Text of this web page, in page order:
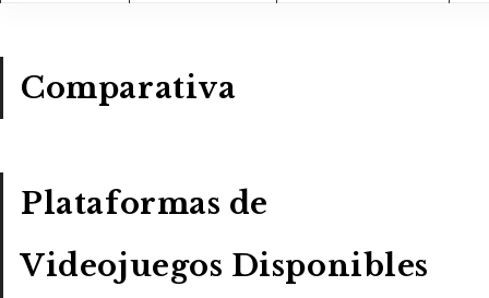
Comparativa
Plataformas de
Videojuegos Disponibles